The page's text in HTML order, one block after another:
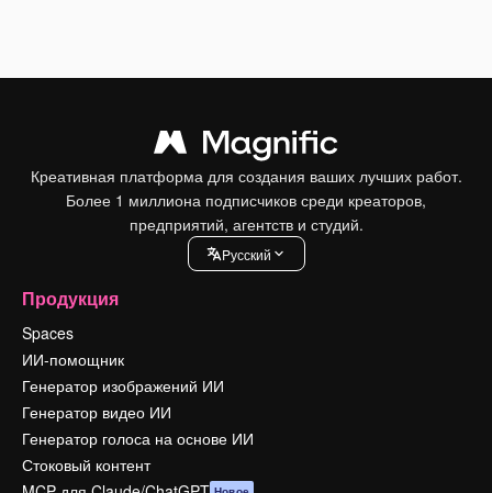
Креативная платформа для создания ваших лучших работ.
Более 1 миллиона подписчиков среди креаторов,
предприятий, агентств и студий.
Pусский
Продукция
Spaces
ИИ-помощник
Генератор изображений ИИ
Генератор видео ИИ
Генератор голоса на основе ИИ
Стоковый контент